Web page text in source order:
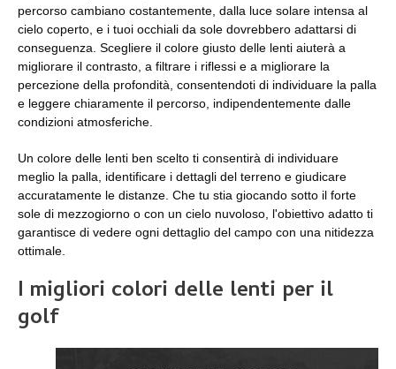
percorso cambiano costantemente, dalla luce solare intensa al
cielo coperto, e i tuoi occhiali da sole dovrebbero adattarsi di
conseguenza. Scegliere il colore giusto delle lenti aiuterà a
migliorare il contrasto, a filtrare i riflessi e a migliorare la
percezione della profondità, consentendoti di individuare la palla
e leggere chiaramente il percorso, indipendentemente dalle
condizioni atmosferiche.
Un colore delle lenti ben scelto ti consentirà di individuare
meglio la palla, identificare i dettagli del terreno e giudicare
accuratamente le distanze. Che tu stia giocando sotto il forte
sole di mezzogiorno o con un cielo nuvoloso, l'obiettivo adatto ti
garantisce di vedere ogni dettaglio del campo con una nitidezza
ottimale.
I migliori colori delle lenti per il
golf